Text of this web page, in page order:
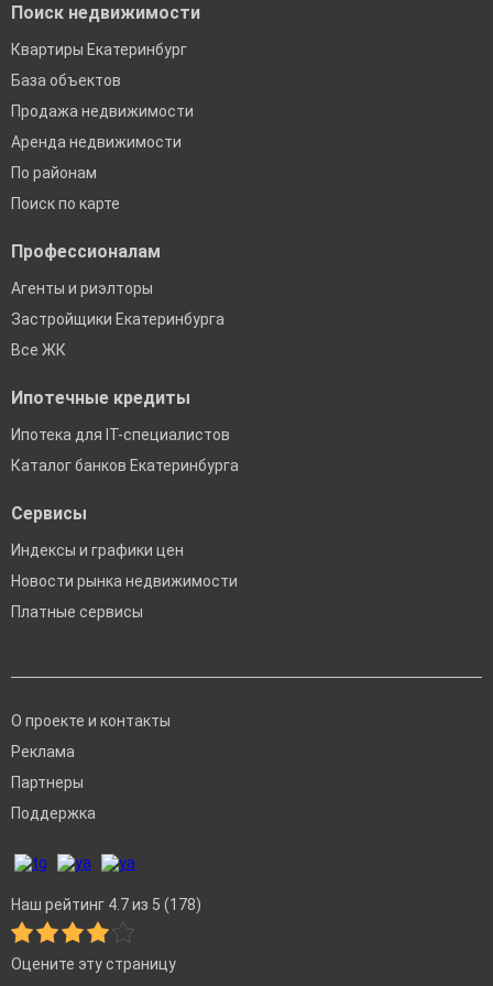
Поиск недвижимости
Квартиры Екатеринбург
База объектов
Продажа недвижимости
Аренда недвижимости
По районам
Поиск по карте
Профессионалам
Агенты и риэлторы
Застройщики Екатеринбурга
Все ЖК
Ипотечные кредиты
Ипотека для IT-специалистов
Каталог банков Екатеринбурга
Сервисы
Индексы и графики цен
Новости рынка недвижимости
Платные сервисы
О проекте и контакты
Реклама
Партнеры
Поддержка
Наш рейтинг 4.7 из 5 (178)
Оцените эту страницу